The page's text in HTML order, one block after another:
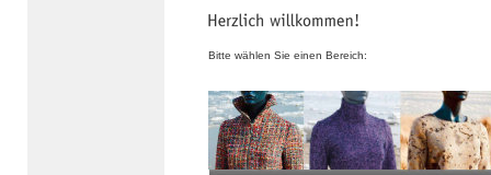
Bitte wählen Sie einen Bereich: